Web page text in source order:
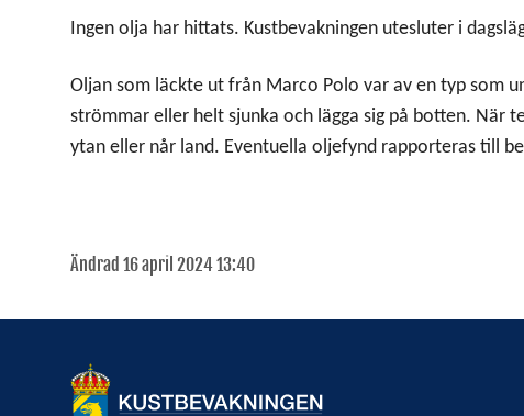
Ingen olja har hittats. Kustbevakningen utesluter i
Oljan som läckte ut från Marco Polo var av en typ som
strömmar eller helt sjunka och lägga sig på botten. När
ytan eller når land. Eventuella oljefynd rapporteras till
Ändrad 16 april 2024 13:40